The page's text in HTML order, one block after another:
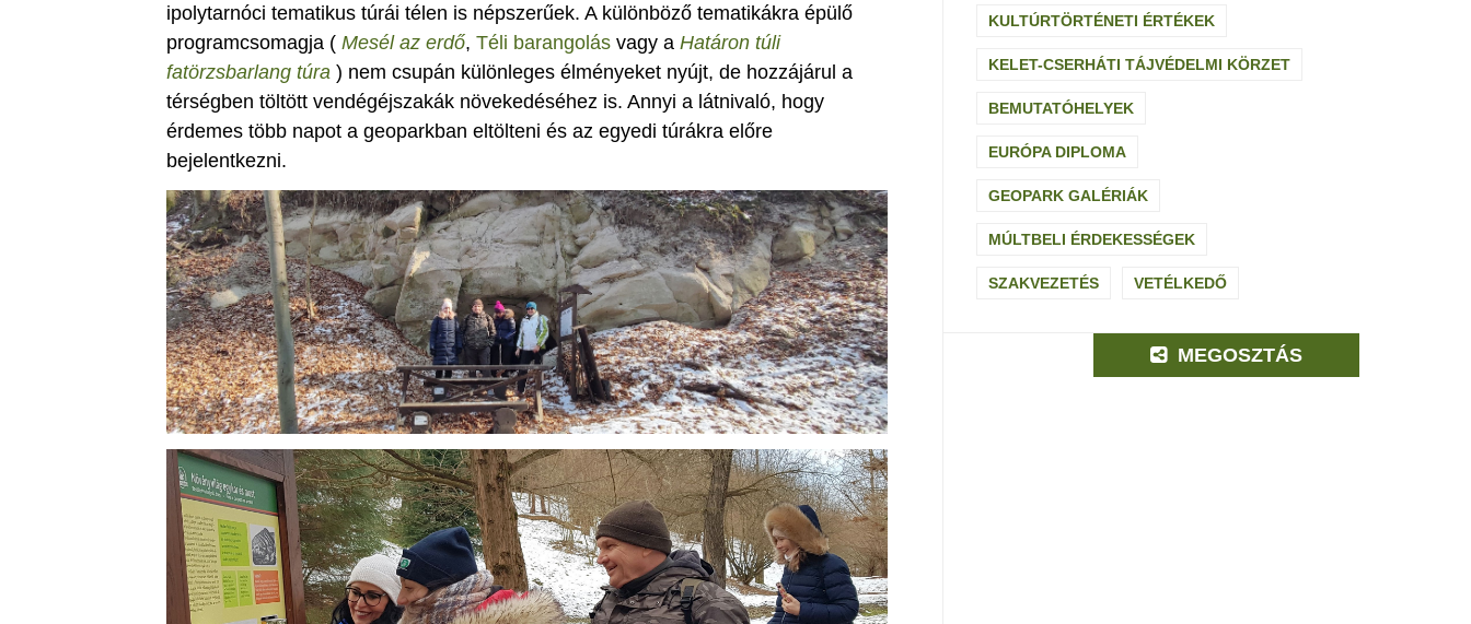
ipolytarnóci tematikus túrái télen is népszerűek. A különböző tematikákra épülő
programcsomagja ( Mesél az erdő, Téli barangolás vagy a Határon túli
fatörzsbarlang túra ) nem csupán különleges élményeket nyújt, de hozzájárul a
térségben töltött vendégéjszakák növekedéséhez is. Annyi a látnivaló, hogy
érdemes több napot a geoparkban eltölteni és az egyedi túrákra előre
bejelentkezni.
KULTÚRTÖRTÉNETI ÉRTÉKEK
KELET-CSERHÁTI TÁJVÉDELMI KÖRZET
BEMUTATÓHELYEK
EURÓPA DIPLOMA
GEOPARK GALÉRIÁK
MÚLTBELI ÉRDEKESSÉGEK
SZAKVEZETÉS VETÉLKEDŐ
MEGOSZTÁS